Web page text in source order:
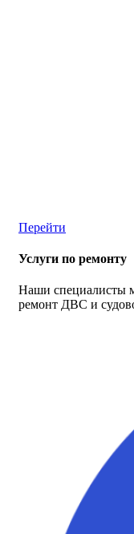
Перейти
Услуги по ремонту
Наши специалисты
ремонт ДВС и